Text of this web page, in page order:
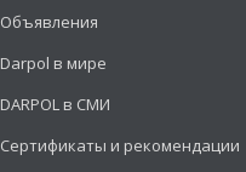
Объявления
Darpol в мире
DARPOL в СМИ
Сертификаты и рекомендации